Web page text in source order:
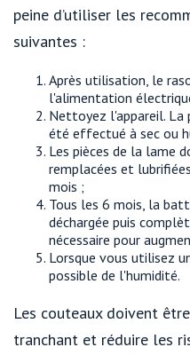
peine d’utiliser les
suivantes :
Après utilisation, le
l'alimentation
Nettoyez l'appareil. La
été effectué à sec ou
Les pièces de la lame
remplacées et
mois ;
Tous les 6 mois, la
déchargée puis
nécessaire pour
Lorsque vous utilisez
possible de l'humidité.
Les couteaux doivent
tranchant et réduire les